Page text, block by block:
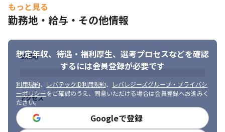
■ この仕事の面白み、魅力
・急性期医療から地域医療まで、幅広い医療を提供し、多くの患
会に貢献することができます
・業務のほとんどはユーザビリティに配慮したシステムの導入
や、ユーザーのサポートのため、実際の利用者に寄り添った導入
・ITにおいて後進である医療業界で、DXを推進するやりがいがあ
ります
もっと見る
勤務地・給与・その他情報
想定年収、待遇・福利厚生、 選考プロセスなどを確認
するには会員登録が必要です
利用規約、 レバテックID利用規約、
レバレジーズグループ・プライバシ
ーポリシーをご確認のうえ、同意いただける場合は会員登録へお進みく
ださい。
Googleで登録
勤務地
アクセス